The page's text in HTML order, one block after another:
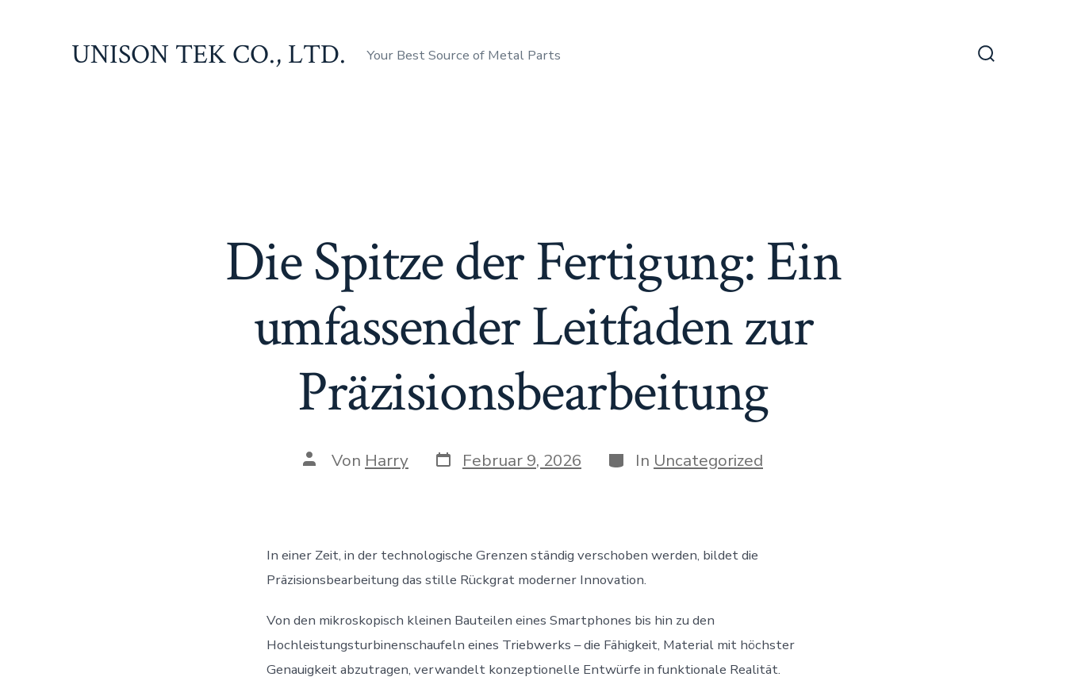
UNISON TEK CO., LTD. Your Best Source of Metal Parts
Die Spitze der Fertigung: Ein
umfassender Leitfaden zur
Präzisionsbearbeitung
Beitragsautor
Von Harry Veröffentlichungsdatum
Februar 9, 2026 Kategorien
In Uncategorized
In einer Zeit, in der technologische Grenzen ständig verschoben werden, bildet die
Präzisionsbearbeitung das stille Rückgrat moderner Innovation.
Von den mikroskopisch kleinen Bauteilen eines Smartphones bis hin zu den
Hochleistungsturbinenschaufeln eines Triebwerks – die Fähigkeit, Material mit höchster
Genauigkeit abzutragen, verwandelt konzeptionelle Entwürfe in funktionale Realität.